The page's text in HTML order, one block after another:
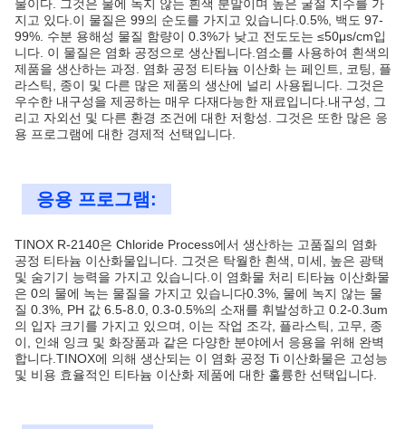
물이다. 그것은 물에 녹지 않는 흰색 분말이며 높은 굴절 지수를 가
지고 있다.이 물질은 99의 순도를 가지고 있습니다.0.5%, 백도 97-
99%. 수분 용해성 물질 함량이 0.3%가 낮고 전도도는 ≤50μs/cm입
니다. 이 물질은 염화 공정으로 생산됩니다.염소를 사용하여 흰색의
제품을 생산하는 과정. 염화 공정 티타늄 이산화 는 페인트, 코팅, 플
라스틱, 종이 및 다른 많은 제품의 생산에 널리 사용됩니다. 그것은
우수한 내구성을 제공하는 매우 다재다능한 재료입니다.내구성, 그
리고 자외선 및 다른 환경 조건에 대한 저항성. 그것은 또한 많은 응
용 프로그램에 대한 경제적 선택입니다.
응용 프로그램:
TINOX R-2140은 Chloride Process에서 생산하는 고품질의 염화
공정 티타늄 이산화물입니다. 그것은 탁월한 흰색, 미세, 높은 광택
및 숨기기 능력을 가지고 있습니다.이 염화물 처리 티타늄 이산화물
은 0의 물에 녹는 물질을 가지고 있습니다0.3%, 물에 녹지 않는 물
질 0.3%, PH 값 6.5-8.0, 0.3-0.5%의 소재를 휘발성하고 0.2-0.3um
의 입자 크기를 가지고 있으며, 이는 작업 조각, 플라스틱, 고무, 종
이, 인쇄 잉크 및 화장품과 같은 다양한 분야에서 응용을 위해 완벽
합니다.TINOX에 의해 생산되는 이 염화 공정 Ti 이산화물은 고성능
및 비용 효율적인 티타늄 이산화 제품에 대한 훌륭한 선택입니다.